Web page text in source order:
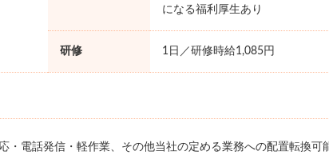
になる福利厚生あり
研修 1日／研修時給1,085円
・電話発信・軽作業、その他当社の定める業務への配置転換可